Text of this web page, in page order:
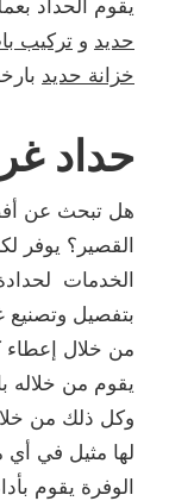
يقوم الحداد
حديد و تركيب
خزانة حديد
حداد
هل تبحث عن
القصير؟ يوفر
الخدمات
بتفصيل
من خلال إعطاء
يقوم من خلاله
وكل ذلك من
لها مثيل في
الوفرة يقوم